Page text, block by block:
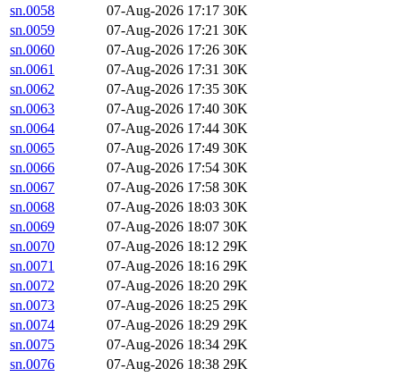
sn.0058
07-Aug-2026 17:17 30K
sn.0059
07-Aug-2026 17:21 30K
sn.0060
07-Aug-2026 17:26 30K
sn.0061
07-Aug-2026 17:31 30K
sn.0062
07-Aug-2026 17:35 30K
sn.0063
07-Aug-2026 17:40 30K
sn.0064
07-Aug-2026 17:44 30K
sn.0065
07-Aug-2026 17:49 30K
sn.0066
07-Aug-2026 17:54 30K
sn.0067
07-Aug-2026 17:58 30K
sn.0068
07-Aug-2026 18:03 30K
sn.0069
07-Aug-2026 18:07 30K
sn.0070
07-Aug-2026 18:12 29K
sn.0071
07-Aug-2026 18:16 29K
sn.0072
07-Aug-2026 18:20 29K
sn.0073
07-Aug-2026 18:25 29K
sn.0074
07-Aug-2026 18:29 29K
sn.0075
07-Aug-2026 18:34 29K
sn.0076
07-Aug-2026 18:38 29K